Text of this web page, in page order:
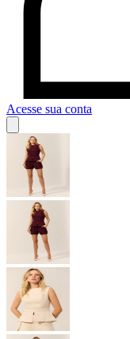
Acesse sua conta